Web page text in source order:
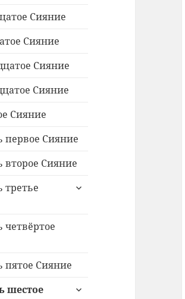
Сияние
Сияние
Сияние
Сияние
Сияние
первое Сияние
второе Сияние
третье
раскрыть
четвёртое
пятое Сияние
шестое
раскрыть